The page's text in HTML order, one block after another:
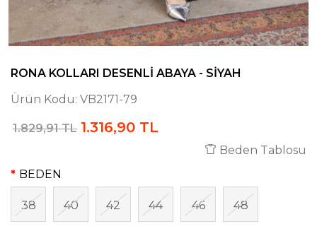
RONA KOLLARI DESENLI ABAYA - SIYAH
Ürün Kodu: VB2171-79
1.829,91 TL 1.316,90 TL
Beden Tablosu
BEDEN
38 40 42 44 46 48